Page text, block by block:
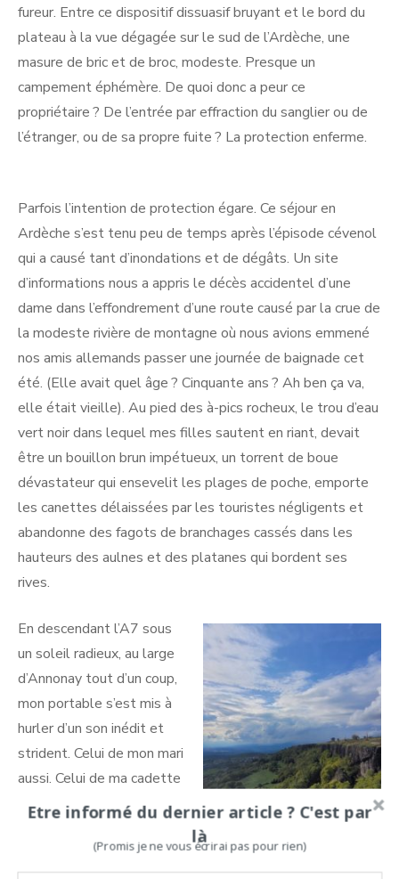
fureur. Entre ce dispositif dissuasif bruyant et le bord du
plateau à la vue dégagée sur le sud de l’Ardèche, une
masure de bric et de broc, modeste. Presque un
campement éphémère. De quoi donc a peur ce
propriétaire ? De l’entrée par effraction du sanglier ou de
l’étranger, ou de sa propre fuite ? La protection enferme.
Parfois l’intention de protection égare. Ce séjour en
Ardèche s’est tenu peu de temps après l’épisode cévenol
qui a causé tant d’inondations et de dégâts. Un site
d’informations nous a appris le décès accidentel d’une
dame dans l’effondrement d’une route causé par la crue de
la modeste rivière de montagne où nous avions emmené
nos amis allemands passer une journée de baignade cet
été. (Elle avait quel âge ? Cinquante ans ? Ah ben ça va,
elle était vieille). Au pied des à-pics rocheux, le trou d’eau
vert noir dans lequel mes filles sautent en riant, devait
être un bouillon brun impétueux, un torrent de boue
dévastateur qui ensevelit les plages de poche, emporte
les canettes délaissées par les touristes négligents et
abandonne des fagots de branchages cassés dans les
hauteurs des aulnes et des platanes qui bordent ses
rives.
En descendant l’A7 sous
un soleil radieux, au large
d’Annonay tout d’un coup,
mon portable s’est mis à
hurler d’un son inédit et
strident. Celui de mon mari
aussi. Celui de ma cadette
aussi. Pas celui de sa sœur.
clients des dangers «
Etre informé du dernier article ? C'est par
là
(Promis je ne vous écrirai pas pour rien)